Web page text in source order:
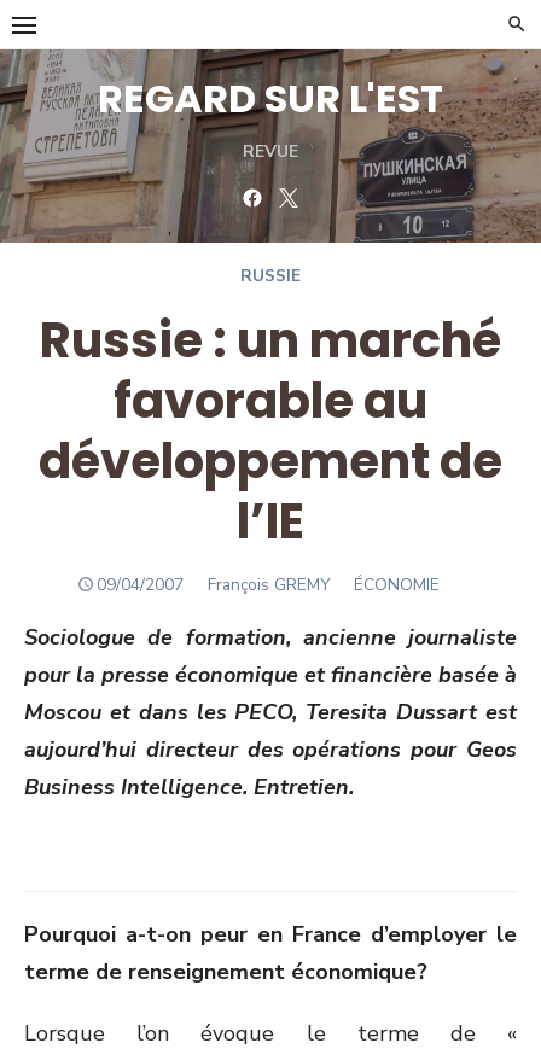
Skip
to
content
REGARD SUR L'EST
REVUE
FacebookTwitter
RUSSIE
Russie : un marché
favorable au
développement de
l’IE
POSTED
09/04/2007 Author
François GREMY ÉCONOMIE
Sociologue de formation, ancienne journaliste
pour la presse économique et financière basée à
Moscou et dans les PECO, Teresita Dussart est
aujourd’hui directeur des opérations pour Geos
Business Intelligence. Entretien.
Pourquoi a-t-on peur en France d’employer le
terme de renseignement économique?
Lorsque l’on évoque le terme de «